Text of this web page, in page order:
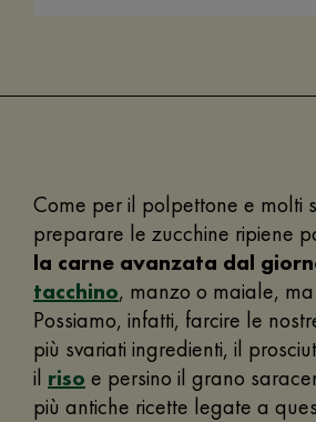
Come per il polpettone e molti
preparare le zucchine ripiene
la carne avanzata dal
tacchino, manzo o maiale,
Possiamo, infatti, farcire le
più svariati ingredienti, il
il riso e persino il grano
più antiche ricette legate a